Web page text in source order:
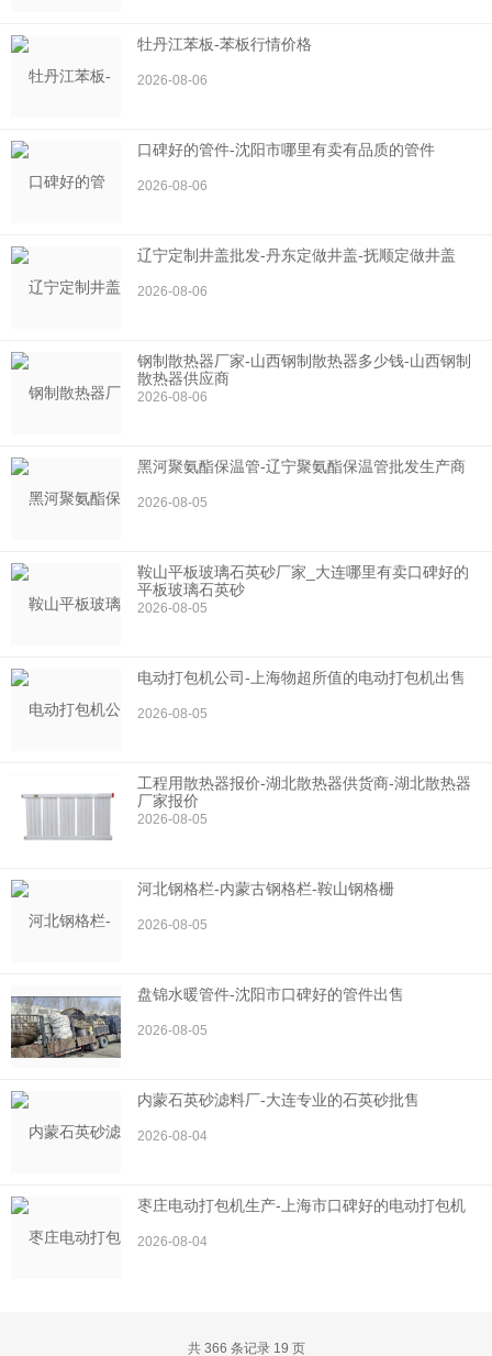
牡丹江苯板-苯板行情价格
2026-08-06
口碑好的管件-沈阳市哪里有卖有品质的管件
2026-08-06
辽宁定制井盖批发-丹东定做井盖-抚顺定做井盖
2026-08-06
钢制散热器厂家-山西钢制散热器多少钱-山西钢制
散热器供应商
2026-08-06
黑河聚氨酯保温管-辽宁聚氨酯保温管批发生产商
2026-08-05
鞍山平板玻璃石英砂厂家_大连哪里有卖口碑好的
平板玻璃石英砂
2026-08-05
电动打包机公司-上海物超所值的电动打包机出售
2026-08-05
工程用散热器报价-湖北散热器供货商-湖北散热器
厂家报价
2026-08-05
河北钢格栏-内蒙古钢格栏-鞍山钢格栅
2026-08-05
盘锦水暖管件-沈阳市口碑好的管件出售
2026-08-05
内蒙石英砂滤料厂-大连专业的石英砂批售
2026-08-04
枣庄电动打包机生产-上海市口碑好的电动打包机
2026-08-04
共 366 条记录 19 页